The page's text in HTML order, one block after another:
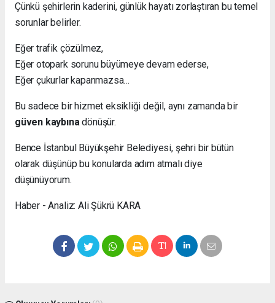
Çünkü şehirlerin kaderini, günlük hayatı zorlaştıran bu temel
sorunlar belirler.
Eğer trafik çözülmez,
Eğer otopark sorunu büyümeye devam ederse,
Eğer çukurlar kapanmazsa…
Bu sadece bir hizmet eksikliği değil, aynı zamanda bir
güven kaybınadönüşür.
Bence İstanbul Büyükşehir Belediyesi, şehri bir bütün
olarak düşünüp bu konularda adım atmalı diye
düşünüyorum.
Haber - Analiz: Ali Şükrü KARA